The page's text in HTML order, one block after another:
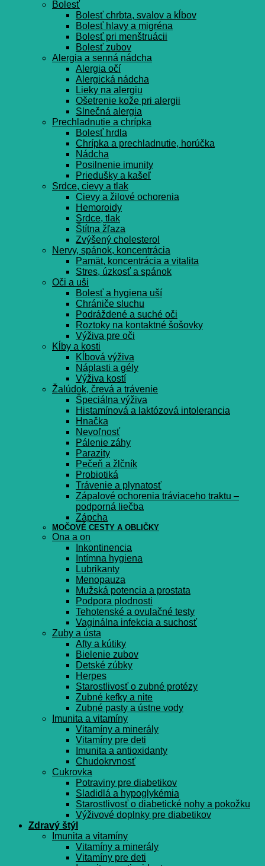
Bolesť
Bolesť chrbta, svalov a kĺbov
Bolesť hlavy a migréna
Bolesť pri menštruácii
Bolesť zubov
Alergia a senná nádcha
Alergia očí
Alergická nádcha
Lieky na alergiu
Ošetrenie kože pri alergii
Slnečná alergia
Prechladnutie a chrípka
Bolesť hrdla
Chrípka a prechladnutie, horúčka
Nádcha
Posilnenie imunity
Priedušky a kašeľ
Srdce, cievy a tlak
Cievy a žilové ochorenia
Hemoroidy
Srdce, tlak
Štítna žľaza
Zvýšený cholesterol
Nervy, spánok, koncentrácia
Pamät, koncentrácia a vitalita
Stres, úzkosť a spánok
Oči a uši
Bolesť a hygiena uší
Chrániče sluchu
Podráždené a suché oči
Roztoky na kontaktné šošovky
Výživa pre oči
Kĺby a kosti
Kĺbová výživa
Náplasti a gély
Výživa kostí
Žalúdok, črevá a trávenie
Špeciálna výživa
Histamínová a laktózová intolerancia
Hnačka
Nevoľnosť
Pálenie záhy
Parazity
Pečeň a žlčník
Probiotiká
Trávenie a plynatosť
Zápalové ochorenia tráviaceho traktu –
podporná liečba
Zápcha
MOČOVÉ CESTY A OBLIČKY
Ona a on
Inkontinencia
Intímna hygiena
Lubrikanty
Menopauza
Mužská potencia a prostata
Podpora plodnosti
Tehotenské a ovulačné testy
Vaginálna infekcia a suchosť
Zuby a ústa
Afty a kútiky
Bielenie zubov
Detské zúbky
Herpes
Starostlivosť o zubné protézy
Zubné kefky a nite
Zubné pasty a ústne vody
Imunita a vitamíny
Vitamíny a minerály
Vitamíny pre deti
Imunita a antioxidanty
Chudokrvnosť
Cukrovka
Potraviny pre diabetikov
Sladidlá a hypoglykémia
Starostlivosť o diabetické nohy a pokožku
Výživové doplnky pre diabetikov
Zdravý štýl
Imunita a vitamíny
Vitamíny a minerály
Vitamíny pre deti